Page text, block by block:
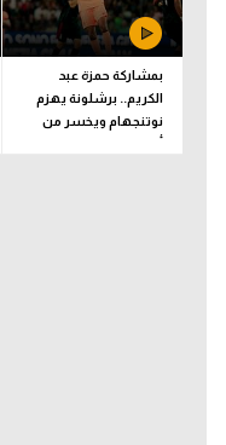
بمشاركة حمزة عبد
الكريم.. برشلونة يهزم
نوتنجهام ويخسر من
أودينيزي وديا